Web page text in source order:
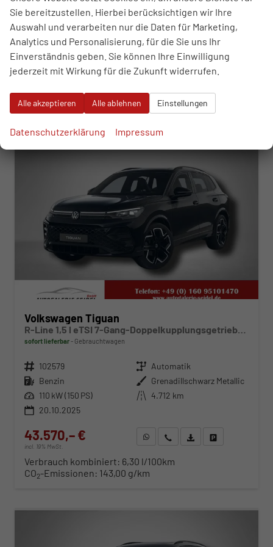
Leistung 110 kW (150 PS) Kilometerstand 50 km
23.04.2025
43.570,– €
incl. 19% MwSt.
Verbrauch kombiniert:5,70 l/100km
CO
2 -Emissionen:150,00 g/km
Volkswagen Tiguan
R-Line 1,5 l eTSI 7-Gang-Doppelkupplungsgetriebe DSG
sofort lieferbar Gebrauchtwagen
Fahrzeugnr. 102579 Getriebe Automatik
Kraftstoff Benzin Außenfarbe Grenadillschwarz Metallic
Leistung 110 kW (150 PS) Kilometerstand 4.712 km
20.10.2025
43.570,– €
incl. 19% MwSt.
WhatsApp anfragen
Wir rufen Sie anFahrzeugexposé (PDF)
Verbrauch kombiniert: 6,30 l/100km
CO2-Emissionen: 143,00 g/km
Sie bereitzustellen. Hierbei berücksichtigen wir Ihre
Auswahl und verarbeiten nur die Daten für Marketing,
Analytics und Personalisierung, für die Sie uns Ihr
Einverständnis geben. Sie können Ihre Einwilligung
jederzeit mit Wirkung für die Zukunft widerrufen.
Alle akzeptieren Alle ablehnen Einstellungen
Datenschutzerklärung Impressum